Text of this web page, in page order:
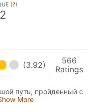
(?)
(3.92)
566
Ratings
путь, пройденный с
More